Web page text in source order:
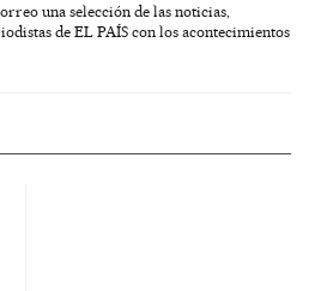
una selección de las noticias,
de EL PAÍS con los acontecimientos